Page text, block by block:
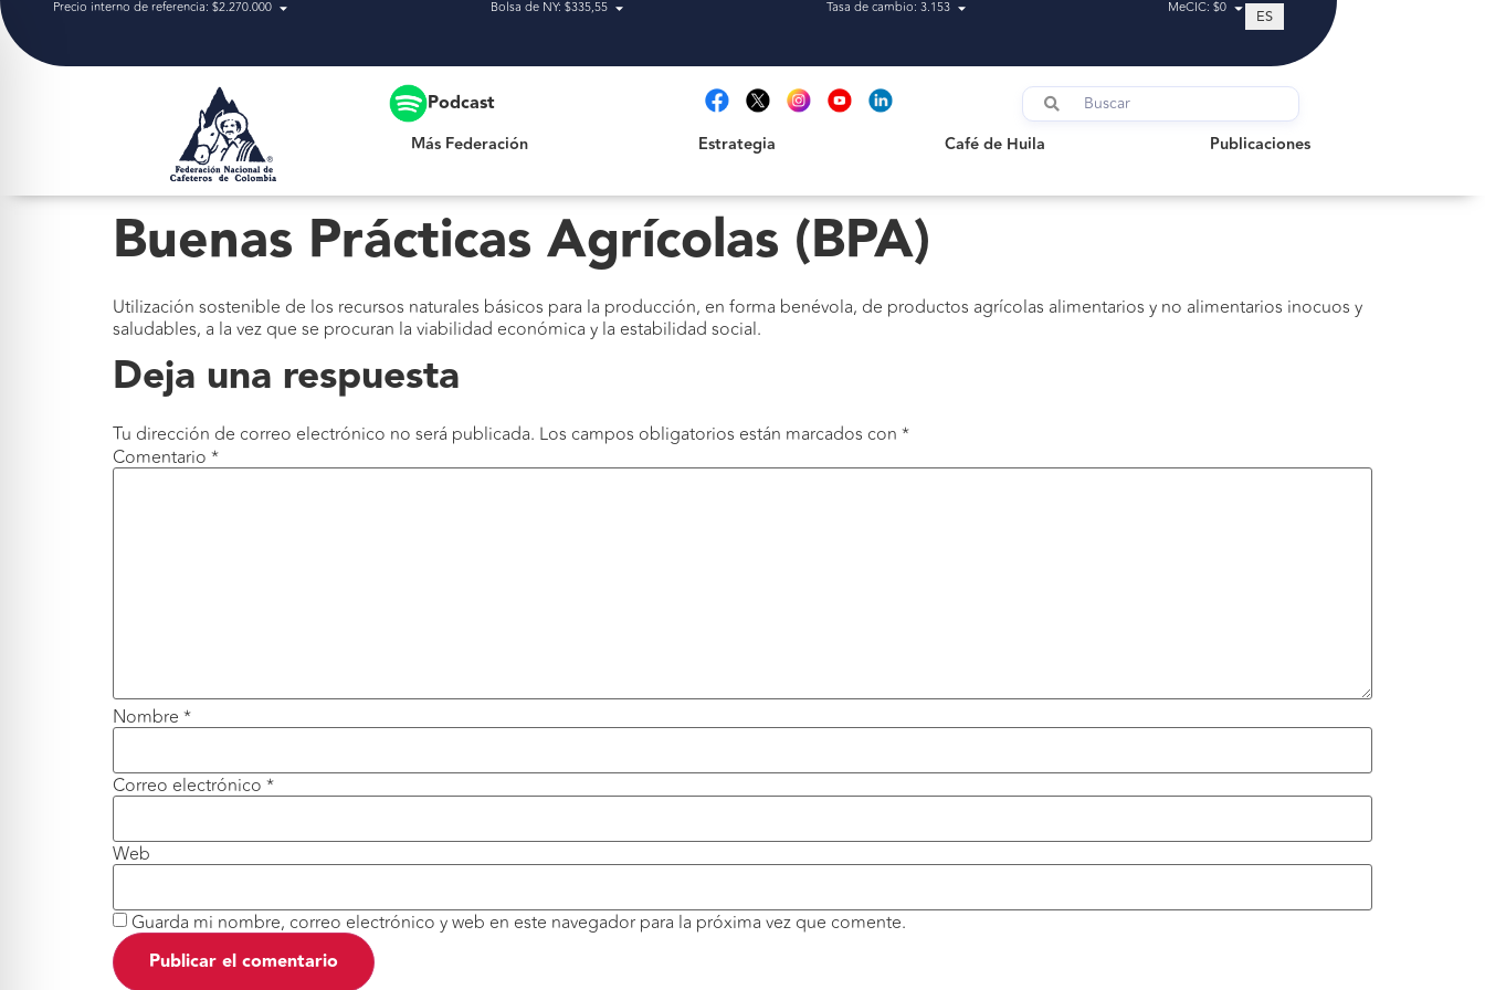
Precio interno de referencia: $2.270.000 Bolsa de NY: $335,55 Tasa de cambio: 3.153 MeCIC: $0 ES
Podcast
Más Federación Estrategia Café de Huila Publicaciones
Publicaciones
Buenas Prácticas Agrícolas (BPA)
Utilización sostenible de los recursos naturales básicos para la producción, en forma benévola, de productos agrícolas alimentarios y no alimentarios inocuos y
saludables, a la vez que se procuran la viabilidad económica y la estabilidad social.
Deja una respuesta
Tu dirección de correo electrónico no será publicada. Los campos obligatorios están marcados con *
Comentario *
Nombre *
Correo electrónico *
Web
Guarda mi nombre, correo electrónico y web en este navegador para la próxima vez que comente.